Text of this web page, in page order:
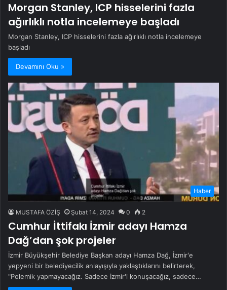
Morgan Stanley, ICP hisselerini fazla
ağırlıklı notla incelemeye başladı
Morgan Stanley, ICP hisselerini fazla ağırlıklı notla incelemeye
başladı
Devamını Oku »
Haber
MUSTAFA ÖZİŞ Şubat 14, 2024 0 2
Cumhur İttifakı İzmir adayı Hamza
Dağ’dan şok projeler
İzmir Büyükşehir Belediye Başkan adayı Hamza Dağ, İzmir'e
yepyeni bir belediyecilik anlayışıyla yaklaştıklarını belirterek,
"Polemik yapmayacağız. Sadece İzmir'i konuşacağız, sadece…